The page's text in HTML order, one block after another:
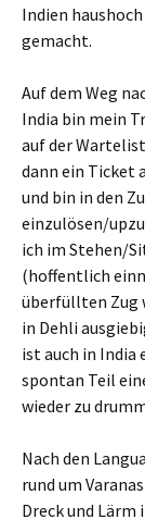
Indien
gemacht.
Auf dem Weg
India bin mein
auf der
dann ein Ticket
und bin in den
einzulösen/
ich im Stehen/
(hoffentlich
überfüllten Zug
in Dehli
ist auch in India
spontan Teil
wieder zu
Nach den
rund um
Dreck und